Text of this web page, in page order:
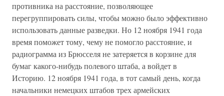
противника на расстояние, позволяющее
перегруппировать силы, чтобы можно было эффективно
использовать данные разведки. Но 12 ноября 1941 года
время поможет тому, чему не помогло расстояние, и
радиограмма из Брюсселя не затеряется в корзине для
бумаг какого-нибудь полевого штаба, а войдет в
Историю. 12 ноября 1941 года, в тот самый день, когда
начальники немецких штабов трех армейских